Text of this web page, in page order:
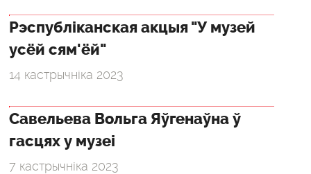
Рэспубліканская акцыя "У музей
усёй сям'ёй"
14 кастрычніка 2023
Савельева Вольга Яўгенаўна ў
гасцях у музеі
7 кастрычніка 2023